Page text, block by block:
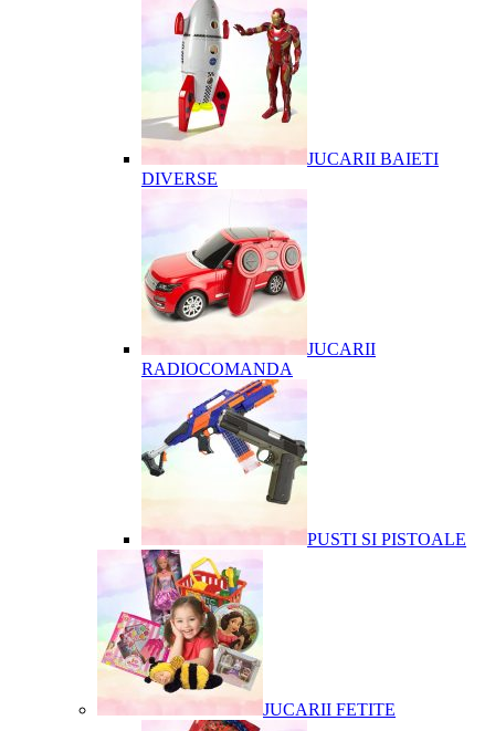
JUCARII BAIETI
DIVERSE
JUCARII
RADIOCOMANDA
PUSTI SI PISTOALE
JUCARII FETITE